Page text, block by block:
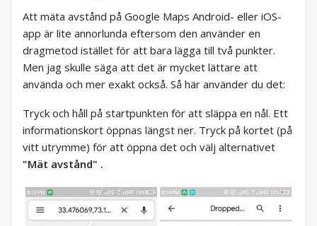
Att mäta avstånd på Google Maps Android- eller iOS-
app är lite annorlunda eftersom den använder en
dragmetod istället för att bara lägga till två punkter.
Men jag skulle säga att det är mycket lättare att
använda och mer exakt också. Så här använder du det:
Tryck och håll på startpunkten för att släppa en nål. Ett
informationskort öppnas längst ner. Tryck på kortet (på
vitt utrymme) för att öppna det och välj alternativet
"Mät avstånd" .